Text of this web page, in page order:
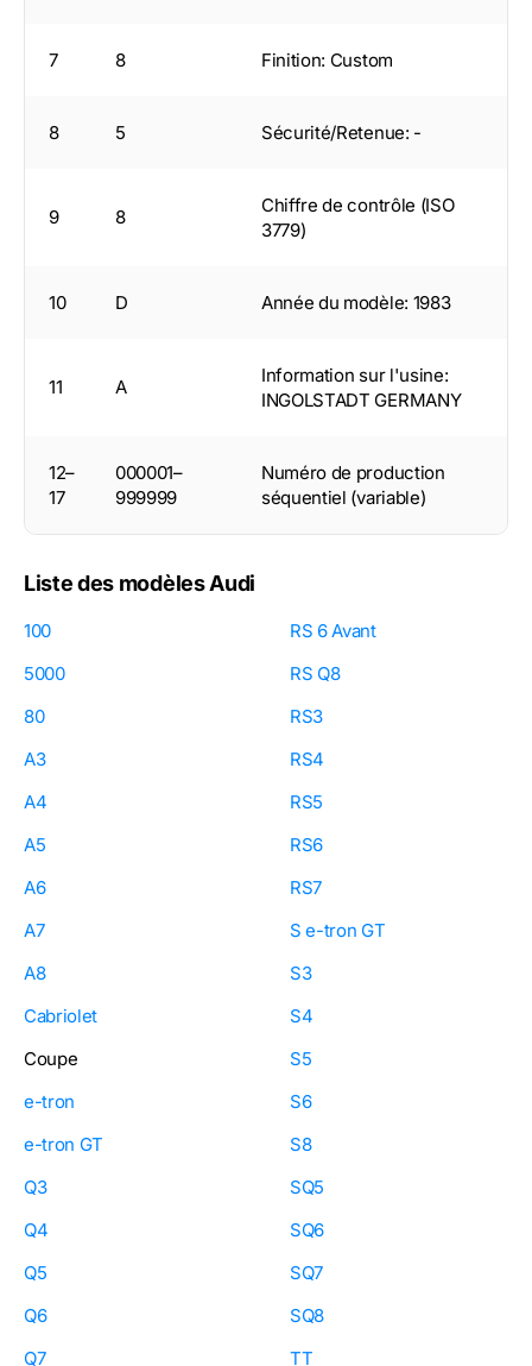
7 8 Finition: Custom
8 5 Sécurité/Retenue: -
9 8
Chiffre de contrôle (ISO
3779)
10 D Année du modèle: 1983
11 A
Information sur l'usine:
INGOLSTADT GERMANY
12–
17
000001–
999999
Numéro de production
séquentiel (variable)
Liste des modèles Audi
100
5000
80
A3
A4
A5
A6
A7
A8
Cabriolet
Coupe
e-tron
e-tron GT
Q3
Q4
Q5
Q6
Q7
RS 6 Avant
RS Q8
RS3
RS4
RS5
RS6
RS7
S e-tron GT
S3
S4
S5
S6
S8
SQ5
SQ6
SQ7
SQ8
TT